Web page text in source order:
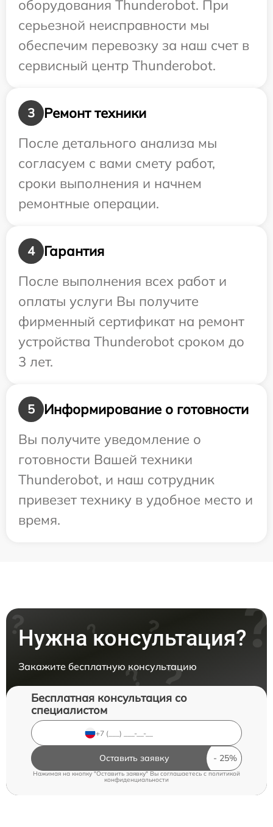
оборудования Thunderobot. При
серьезной неисправности мы
обеспечим перевозку за наш счет в
сервисный центр Thunderobot.
3
Ремонт техники
После детального анализа мы
согласуем с вами смету работ,
сроки выполнения и начнем
ремонтные операции.
4
Гарантия
После выполнения всех работ и
оплаты услуги Вы получите
фирменный сертификат на ремонт
устройства Thunderobot сроком до
3 лет.
5
Информирование о готовности
Вы получите уведомление о
готовности Вашей техники
Thunderobot, и наш сотрудник
привезет технику в удобное место и
время.
Нужна консультация?
Закажите бесплатную консультацию
Бесплатная консультация со
специалистом
Оставить заявку
Нажимая на кнопку "Оставить заявку" Вы соглашаетесь c политикой
конфиденциальности